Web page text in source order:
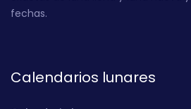
fechas.
Calendarios lunares